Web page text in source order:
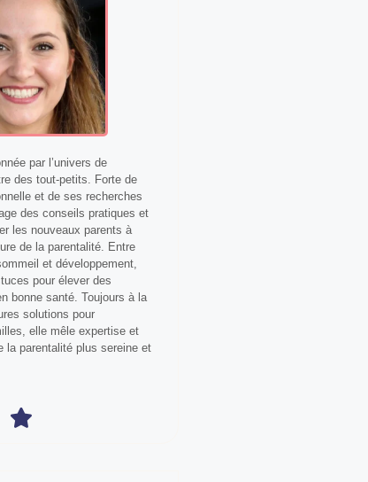
par l’univers de
des tout-petits. Forte de
et de ses recherches
des conseils pratiques et
les nouveaux parents à
de la parentalité. Entre
et développement,
pour élever des
bonne santé. Toujours à la
solutions pour
elle mêle expertise et
la parentalité plus sereine et